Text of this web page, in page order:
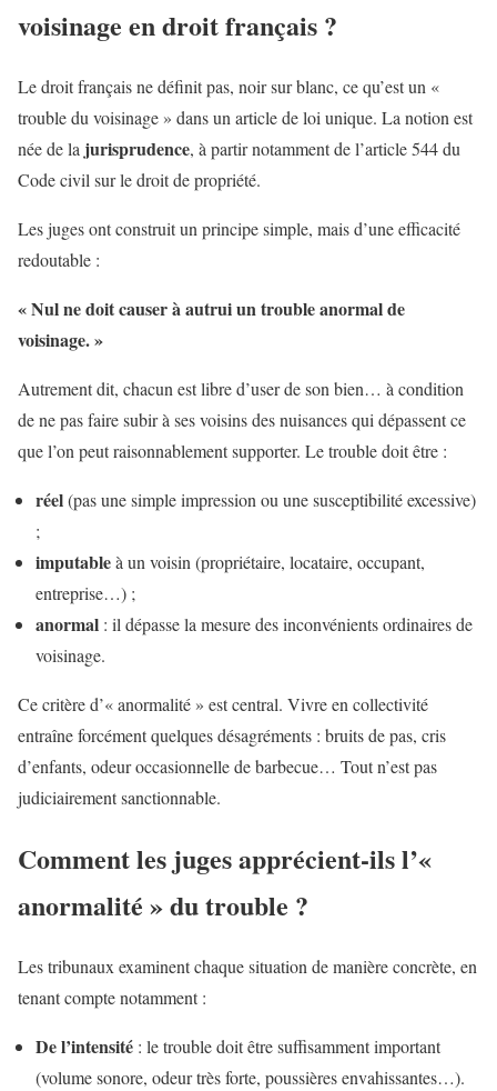
voisinage en droit français ?
Le droit français ne définit pas, noir sur blanc, ce qu’est un «
trouble du voisinage » dans un article de loi unique. La notion est
née de la jurisprudence, à partir notamment de l’article 544 du
Code civil sur le droit de propriété.
Les juges ont construit un principe simple, mais d’une efficacité
redoutable :
« Nul ne doit causer à autrui un trouble anormal de
voisinage. »
Autrement dit, chacun est libre d’user de son bien… à condition
de ne pas faire subir à ses voisins des nuisances qui dépassent ce
que l’on peut raisonnablement supporter. Le trouble doit être :
réel(pas une simple impression ou une susceptibilité excessive)
;
imputableà un voisin (propriétaire, locataire, occupant,
entreprise…) ;
anormal : il dépasse la mesure des inconvénients ordinaires de
voisinage.
Ce critère d’« anormalité » est central. Vivre en collectivité
entraîne forcément quelques désagréments : bruits de pas, cris
d’enfants, odeur occasionnelle de barbecue… Tout n’est pas
judiciairement sanctionnable.
Comment les juges apprécient-ils l’«
anormalité » du trouble ?
Les tribunaux examinent chaque situation de manière concrète, en
tenant compte notamment :
De l’intensité : le trouble doit être suffisamment important
(volume sonore, odeur très forte, poussières envahissantes…).